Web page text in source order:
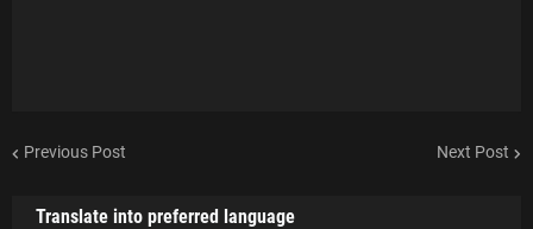
Previous Post Next Post
Translate into preferred language